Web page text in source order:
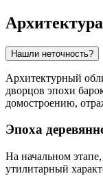
Нашли неточность?
Архитектурный
дворцов эпохи
домостроению,
Эпоха
На начальном
утилитарный